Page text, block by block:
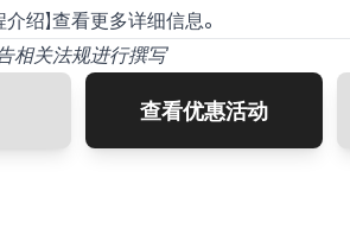
绍】查看更多详细信息。
相关法规进行撰写
查看优惠活动